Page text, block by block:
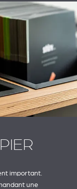
important.
une